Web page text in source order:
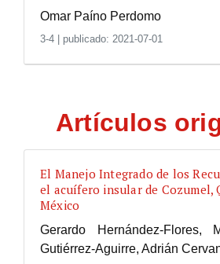
Omar Paíno Perdomo
3-4 publicado: 2021-07-01
Artículos
El Manejo Integrado de los
el acuífero insular de Cozumel,
México
Gerardo Hernández-Flores,
Gutiérrez-Aguirre, Adrián